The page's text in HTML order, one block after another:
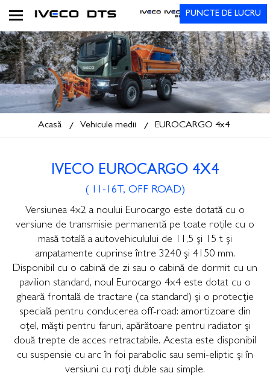
PUNCTE DE LUCRU
Acasă Vehicule medii EUROCARGO 4x4
IVECO EUROCARGO 4X4
( 11-16T, OFF ROAD)
​Versiunea 4x2 a noului Eurocargo este dotată cu o
versiune de transmisie permanentă pe toate roţile cu o
masă totală a autovehiculului de 11,5 şi 15 t şi
ampatamente cuprinse între 3240 şi 4150 mm.
Disponibil cu o cabină de zi sau o cabină de dormit cu un
pavilion standard, noul Eurocargo 4x4 este dotat cu o
gheară frontală de tractare (ca standard) şi o protecţie
specială pentru conducerea off-road: amortizoare din
oţel, măşti pentru faruri, apărătoare pentru radiator şi
două trepte de acces retractabile. Acesta este disponibil
cu suspensie cu arc în foi parabolic sau semi-eliptic şi în
versiuni cu roţi duble sau simple.